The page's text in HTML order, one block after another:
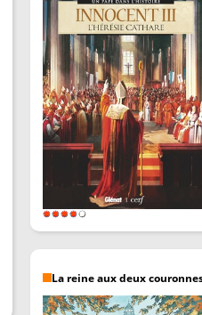
La reine aux deux